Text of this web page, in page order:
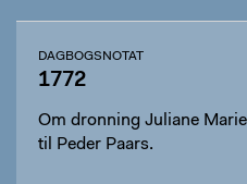
DAGBOGSNOTAT
1772
Om dronning Juliane
til Peder Paars.